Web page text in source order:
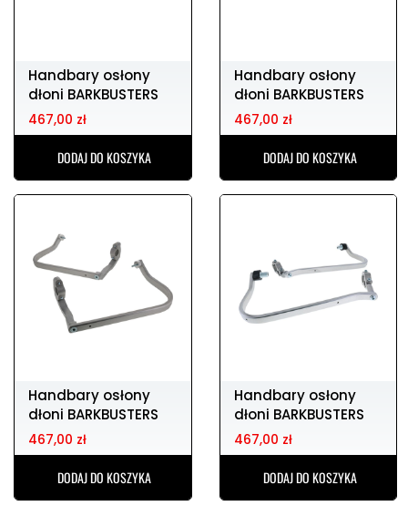
Handbary osłony
dłoni BARKBUSTERS
bhg-093-00-np
467,00 zł
DODAJ DO KOSZYKA
Handbary osłony
dłoni BARKBUSTERS
bhg-092-00-np
467,00 zł
DODAJ DO KOSZYKA
Handbary osłony
dłoni BARKBUSTERS
bhg-091-00-np
467,00 zł
DODAJ DO KOSZYKA
Handbary osłony
dłoni BARKBUSTERS
bhg-090-01-np
467,00 zł
DODAJ DO KOSZYKA